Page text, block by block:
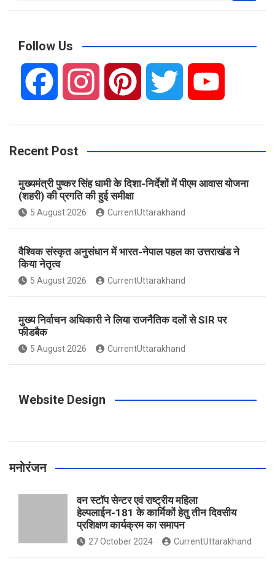
a
c
Follow Us
c
e
b
o
s
t
a
n
e
i
t
u
u
Recent Post
मुख्यमंत्री पुष्कर सिंह धामी के दिशा-निर्देशों में पीएम आवास योजना
(शहरी) की प्रगति की हुई समीक्षा
5 August 2026 CurrentUttarakhand
वैश्विक संस्कृत अनुसंधान में भारत-नेपाल पहल का उत्तराखंड ने
किया नेतृत्व
5 August 2026 CurrentUttarakhand
मुख्य निर्वाचन अधिकारी ने लिया राजनैतिक दलों से SIR पर
फीडबैक
5 August 2026 CurrentUttarakhand
Website Design
मनोरंजन
वन स्टॉप सेन्टर एवं राष्ट्रीय महिला
हेल्पलाईन-181 के कार्मिकों हेतु तीन दिवसीय
प्रशिक्षण कार्यक्रम का समापन
27 October 2024 CurrentUttarakhand